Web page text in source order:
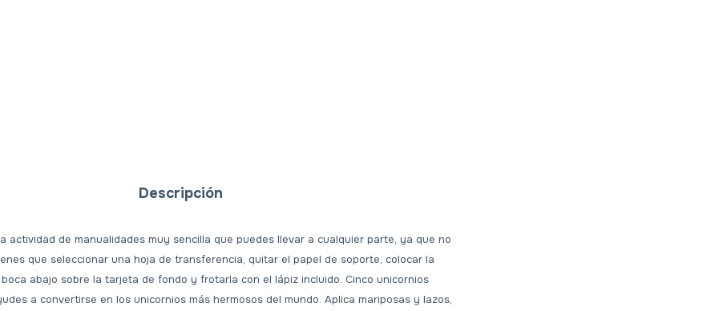
Descripción
actividad de manualidades muy sencilla que puedes llevar a cualquier parte, ya que no
que seleccionar una hoja de transferencia, quitar el papel de soporte, colocar la
abajo sobre la tarjeta de fondo y frotarla con el lápiz incluido. Cinco unicornios
a convertirse en los unicornios más hermosos del mundo. Aplica mariposas y lazos,